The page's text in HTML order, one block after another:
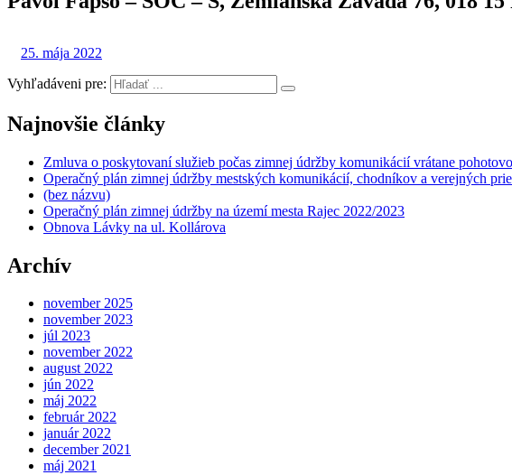
25. mája 2022
Vyhľadáveni pre:
Najnovšie články
Zmluva o poskytovaní služieb počas zimnej údržby komunikácií vrátane
Operačný plán zimnej údržby mestských komunikácií, chodníkov a verejných
(bez názvu)
Operačný plán zimnej údržby na území mesta Rajec 2022/2023
Obnova Lávky na ul. Kollárova
Archív
november 2025
november 2023
júl 2023
november 2022
august 2022
jún 2022
máj 2022
február 2022
január 2022
december 2021
máj 2021